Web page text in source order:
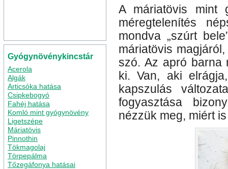
Gyógynövénykincstár
Acerola
Algák
Articsóka hatása
Csipkebogyó
Fahéj hatása
Komló mint gyógynövény
Ligetszépe
Máriatövis
Pinnothin
Tökmagolaj
Törpepálma
Tőzegáfonya hatásai
A máriatövis mint
méregtelenítés
mondva „szúrt
máriatövis
szó. Az apró barna
ki. Van, aki
kapszulás
fogyasztása
nézzük meg, miért